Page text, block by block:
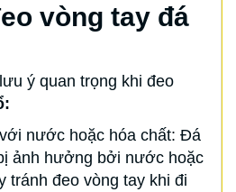
vòng tay đá
ý quan trọng khi đeo
nước hoặc hóa chất: Đá
ảnh hưởng bởi nước hoặc
tránh đeo vòng tay khi đi